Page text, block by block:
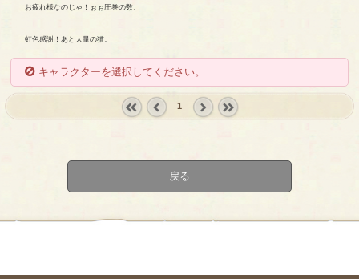
お疲れ様なのじゃ！ぉぉ圧巻の数。
虹色感謝！あと大量の猫。
キャラクターを選択してください。
1
戻る